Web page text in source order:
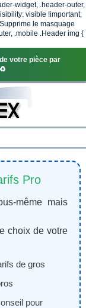
widget, .header-outer,
visible !important;
le masquage
.mobile .Header img {
votre pièce par
Pro
même mais
choix de votre
de gros
pour